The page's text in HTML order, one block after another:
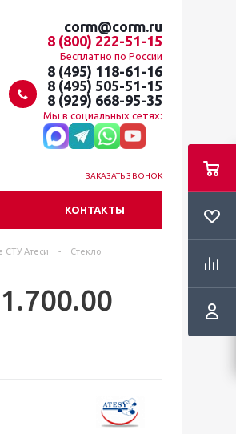
corm@corm.ru
8 (800) 222-51-15
Бесплатно по России
8 (495) 118-61-16
8 (495) 505-51-15
8 (929) 668-95-35
Мы в социальных сетях:
ЗАКАЗАТЬ ЗВОНОК
КОНТАКТЫ
СТУ Атеси -
Стекло